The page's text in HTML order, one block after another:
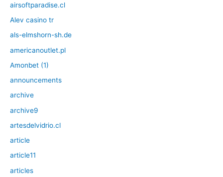
airsoftparadise.cl
Alev casino tr
als-elmshorn-sh.de
americanoutlet.pl
Amonbet (1)
announcements
archive
archive9
artesdelvidrio.cl
article
article11
articles